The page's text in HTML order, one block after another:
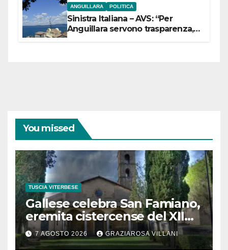
ANGUILLARA POLITICA
Sinistra Italiana – AVS: “Per
Anguillara servono trasparenza,
You missed
TUSCIA VITERBESE
Gallese celebra San Famiano,
eremita cistercense del XII
secolo
7 AGOSTO 2026 GRAZIAROSA VILLANI